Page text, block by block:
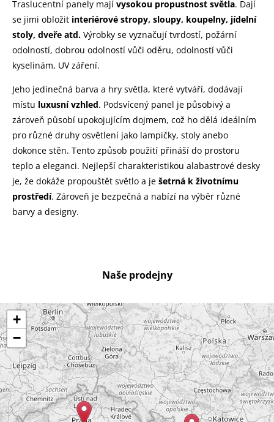
Traslucentní panely mají vysokou propustnost světla. Dají
se jimi obložit interiérové stropy, sloupy, koupelny, jídelní
stoly, dveře atd. Výrobky se vyznačují tvrdostí, požární
odolností, dobrou odolností vůči oděru, odolností vůči
kyselinám, UV záření.
Jeho jedinečná barva a hry světla, které vytváří, dodávají
místu luxusní vzhled. Podsvícený panel je působivý a
zároveň působí upokojujícím dojmem, což ho dělá ideálním
pro různé druhy osvětlení jako lampičky, stoly anebo
dokonce stěn. Tento způsob použití přináší do prostoru
teplo a eleganci. Nejlepší charakteristikou alabastrové desky
je, že dokáže propouštět světlo a je šetrná k životnímu
prostředí. Zároveň je bezpečná a nabízí na výběr různé
barvy a designy.
Naše prodejny
+
−